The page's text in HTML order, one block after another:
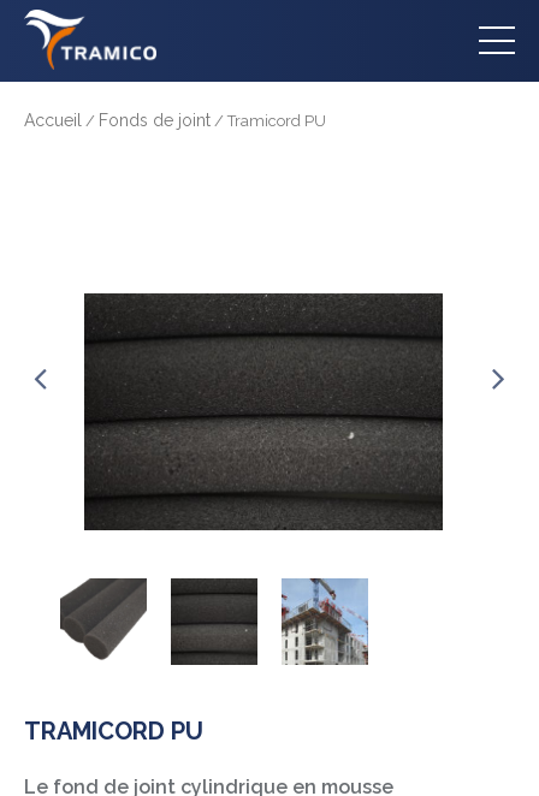
Accueil / Fonds de joint / Tramicord PU
TRAMICORD PU
Le fond de joint cylindrique en mousse